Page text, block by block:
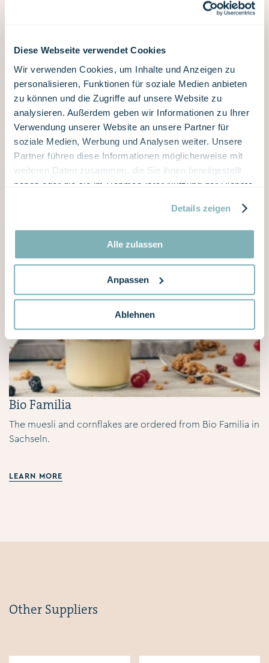
Diese Webseite verwendet Cookies
Wir verwenden Cookies, um Inhalte und Anzeigen zu
personalisieren, Funktionen für soziale Medien anbieten
zu können und die Zugriffe auf unsere Website zu
analysieren. Außerdem geben wir Informationen zu Ihrer
Verwendung unserer Website an unsere Partner für
soziale Medien, Werbung und Analysen weiter. Unsere
Partner führen diese Informationen möglicherweise mit
weiteren Daten zusammen, die Sie ihnen bereitgestellt
haben oder die sie im Rahmen Ihrer Nutzung der Dienste
Details zeigen
Alle zulassen
Anpassen
Ablehnen
The crispy bread and the fine braid come from Beck
Berwert with shops in Sarnen and Wilen.
LEARN MORE
Bio Familia
The muesli and cornflakes are ordered from Bio Familia in
Sachseln.
LEARN MORE
Other Suppliers